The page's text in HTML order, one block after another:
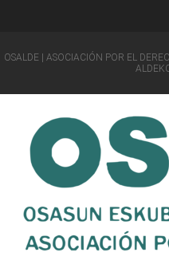
OSALDE | ASOCIACIÓN POR EL